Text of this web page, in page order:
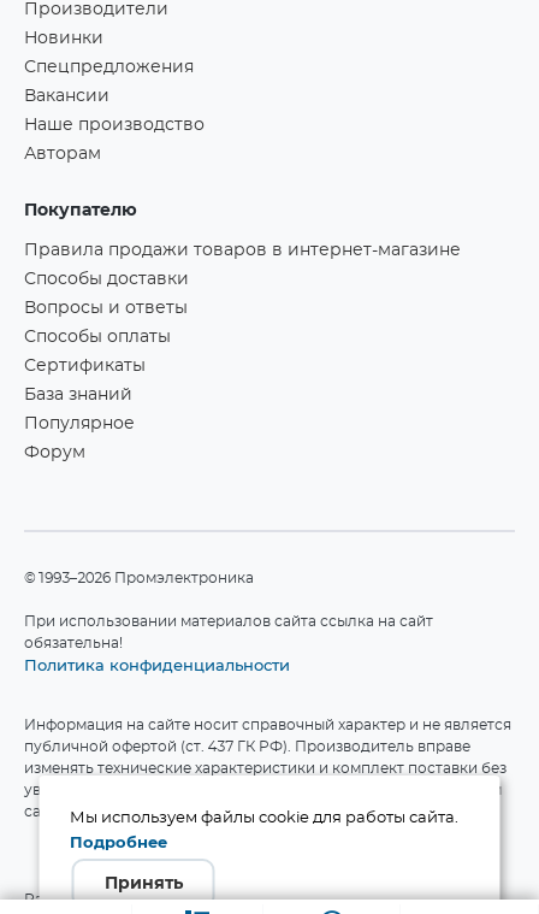
Производители
Новинки
Спецпредложения
Вакансии
Наше производство
Авторам
Покупателю
Правила продажи товаров в интернет-магазине
Способы доставки
Вопросы и ответы
Способы оплаты
Сертификаты
База знаний
Популярное
Форум
©1993–2026 Промэлектроника
При использовании материалов сайта ссылка на сайт
обязательна!
Политика конфиденциальности
Информация на сайте носит справочный характер и не является
публичной офертой (ст. 437 ГК РФ). Производитель вправе
изменять технические характеристики и комплект поставки без
уведомления. Актуальные данные приведены на официальном
сайте производителя.
Разработка сайта
Мы используем файлы cookie для работы сайта.
Подробнее
Принять